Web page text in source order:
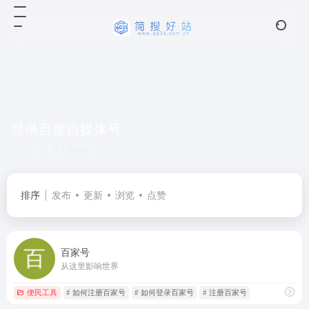
排序 发布 更新 浏览 点赞
百家号
从这里影响世界
便民工具 # 如何注册百家号 # 如何登录百家号 # 注册百家号